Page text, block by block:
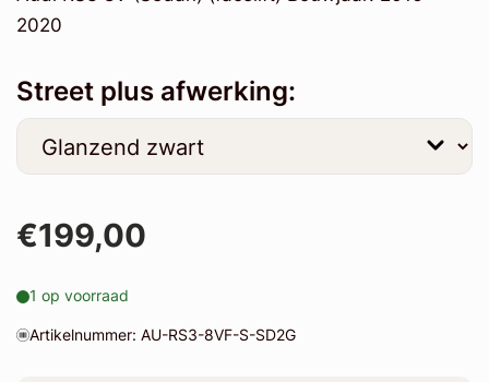
2020
Street plus afwerking:
€199,00
1 op voorraad
Artikelnummer: AU-RS3-8VF-S-SD2G